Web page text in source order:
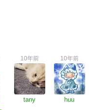
10年前
tany
10年前
huu